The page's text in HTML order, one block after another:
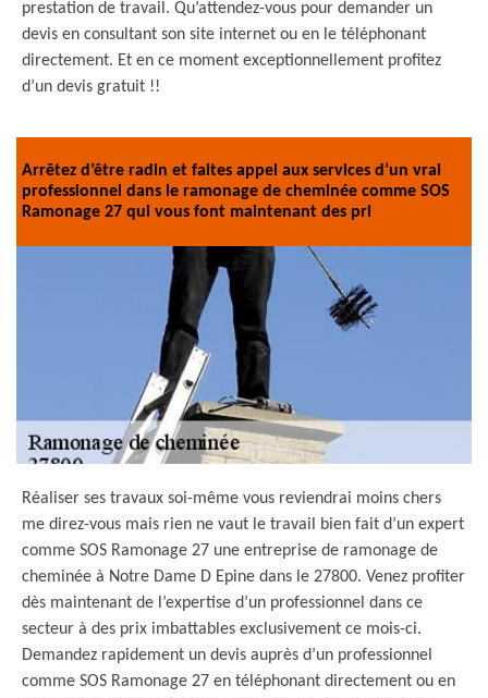
prestation de travail. Qu’attendez-vous pour demander un
devis en consultant son site internet ou en le téléphonant
directement. Et en ce moment exceptionnellement profitez
d’un devis gratuit !!
Arrêtez d’être radin et faites appel aux services d’un vrai
professionnel dans le ramonage de cheminée comme SOS
Ramonage 27 qui vous font maintenant des pri
Réaliser ses travaux soi-même vous reviendrai moins chers
me direz-vous mais rien ne vaut le travail bien fait d’un expert
comme SOS Ramonage 27 une entreprise de ramonage de
cheminée à Notre Dame D Epine dans le 27800. Venez profiter
dès maintenant de l’expertise d’un professionnel dans ce
secteur à des prix imbattables exclusivement ce mois-ci.
Demandez rapidement un devis auprès d’un professionnel
comme SOS Ramonage 27 en téléphonant directement ou en